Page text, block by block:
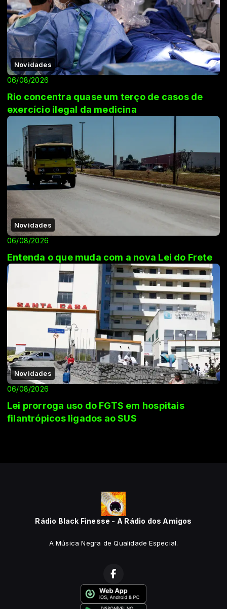
Novidades
06/08/2026
Rio concentra quase um terço de casos de
exercício ilegal da medicina
Novidades
06/08/2026
Entenda o que muda com a nova Lei do Frete
Novidades
06/08/2026
Lei prorroga uso do FGTS em hospitais
filantrópicos ligados ao SUS
Rádio Black Finesse - A Rádio dos Amigos
A Música Negra de Qualidade Especial.